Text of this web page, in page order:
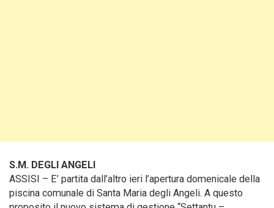
S.M. DEGLI ANGELI
ASSISI – E’ partita dall’altro ieri l’apertura domenicale della
piscina comunale di Santa Maria degli Angeli. A questo